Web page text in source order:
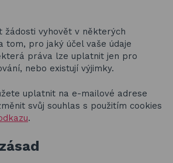
žádosti vyhovět v některých
tom, pro jaký účel vaše údaje
práva lze uplatnit jen pro
nebo existují výjimky.
uplatnit na e-mailové adrese
svůj souhlas s použitím cookies
.